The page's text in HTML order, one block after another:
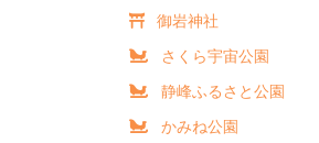
御岩神社
さくら宇宙公園
静峰ふるさと公園
かみね公園